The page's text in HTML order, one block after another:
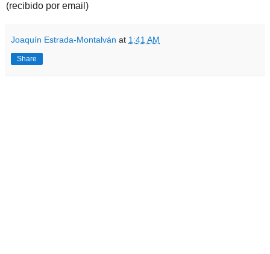
(recibido por email)
Joaquín Estrada-Montalván at 1:41 AM
Share